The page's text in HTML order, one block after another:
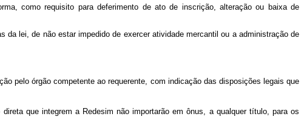
como requisito para deferimento de ato de inscrição, alteração ou baixa de
lei, de não estar impedido de exercer atividade mercantil ou a administração de
pelo órgão competente ao requerente, com indicação das disposições legais que
que integrem a Redesim não importarão em ônus, a qualquer título, para os